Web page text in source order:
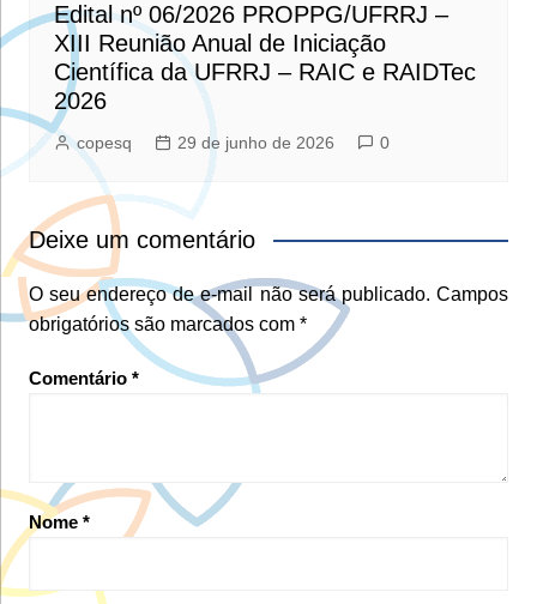
Edital nº 06/2026 PROPPG/UFRRJ –
XIII Reunião Anual de Iniciação
Científica da UFRRJ – RAIC e RAIDTec
2026
copesq 29 de junho de 2026 0
Deixe um comentário
O seu endereço de e-mail não será publicado. Campos
obrigatórios são marcados com *
Comentário *
Nome *